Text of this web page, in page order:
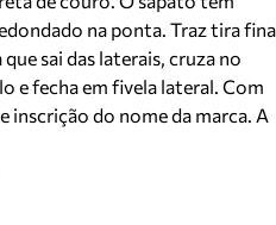
na ponta. Traz tira fina
sai das laterais, cruza no
e fecha em fivela lateral. Com
inscrição do nome da marca. A